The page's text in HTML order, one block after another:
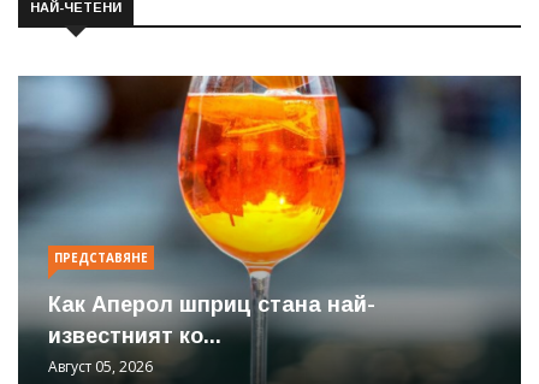
НАЙ-ЧЕТЕНИ
ПРЕДСТАВЯНЕ
Как Аперол шприц стана най-
известният ко...
Август 05, 2026